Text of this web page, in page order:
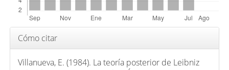
i
p
Detalles
del
artículo
Cómo citar
Villanueva, E. (1984). La teoría posterior de Leibniz